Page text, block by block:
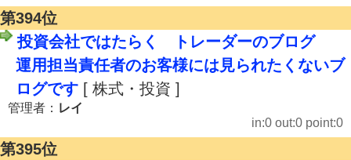
第394位
投資会社ではたらく トレーダーのブログ
運用担当責任者のお客様には見られたくないブ
ログです [ 株式・投資 ]
管理者： レイ
in:0 out:0 point:0
第395位